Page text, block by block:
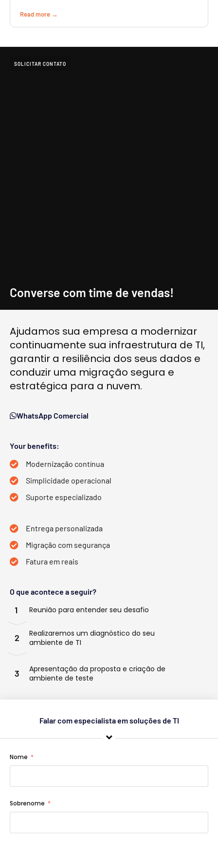
Read more
SOLICITAR CONTATO
Converse com time de vendas!
Ajudamos sua empresa a modernizar
continuamente sua infraestrutura de TI,
garantir a resiliência dos seus dados e
conduzir uma migração segura e
estratégica para a nuvem.
WhatsApp Comercial
Your benefits:
Modernização contínua
Simplicidade operacional
Suporte especializado
Entrega personalizada
Migração com segurança
Fatura em reais
O que acontece a seguir?
1 Reunião para entender seu desafio
2
Realizaremos um diagnóstico do seu
ambiente de TI
3
Apresentação da proposta e criação de
ambiente de teste
Falar com especialista em soluções de TI
Nome
Sobrenome